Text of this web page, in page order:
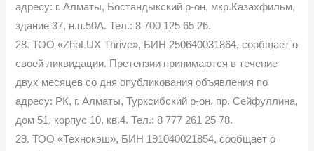
адресу: г. Алматы, Бостандыкский р-он, мкр.Казахфильм,
здание 37, н.п.50А. Тел.: 8 700 125 65 26.
28. ТОО «ZhoLUX Thrive», БИН 250640031864, сообщает о
своей ликвидации. Претензии принимаются в течение
двух месяцев со дня опубликования объявления по
адресу: РК, г. Алматы, Турксибский р-он, пр. Сейфуллина,
дом 51, корпус 10, кв.4. Тел.: 8 777 261 25 78.
29. ТОО «Технокэш», БИН 191040021854, сообщает о